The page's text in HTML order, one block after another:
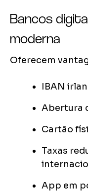
Bancos
moderna
Oferecem
IBAN
Abertura
Cartão
Taxas
App em